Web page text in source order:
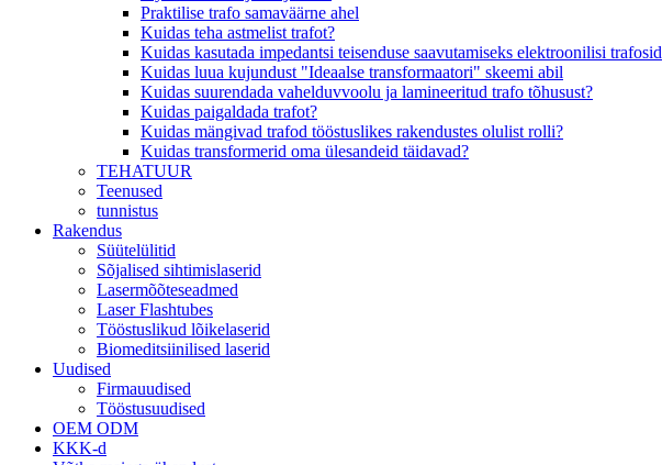
Praktilise trafo samaväärne ahel
Kuidas teha astmelist trafot?
Kuidas kasutada impedantsi teisenduse saavutamiseks elektroonilisi trafosid
Kuidas luua kujundust "Ideaalse transformaatori" skeemi abil
Kuidas suurendada vahelduvvoolu ja lamineeritud trafo tõhusust?
Kuidas paigaldada trafot?
Kuidas mängivad trafod tööstuslikes rakendustes olulist rolli?
Kuidas transformerid oma ülesandeid täidavad?
TEHATUUR
Teenused
tunnistus
Rakendus
Süütelülitid
Sõjalised sihtimislaserid
Lasermõõteseadmed
Laser Flashtubes
Tööstuslikud lõikelaserid
Biomeditsiinilised laserid
Uudised
Firmauudised
Tööstusuudised
OEM ODM
KKK-d